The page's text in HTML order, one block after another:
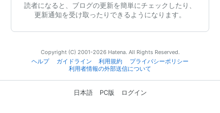
読者になると、ブログの更新を簡単にチェックしたり、
更新通知を受け取ったりできるようになります。
Copyright (C) 2001-2026 Hatena. All Rights Reserved.
ヘルプ
ガイドライン 利用規約
プライバシーポリシー
利用者情報の外部送信について
日本語 PC版 ログイン